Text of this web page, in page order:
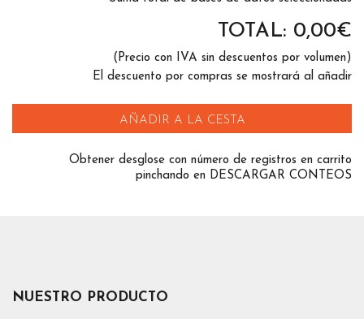
TOTAL: 0,00€
(Precio con IVA sin descuentos por volumen)
El descuento por compras se mostrará al añadir
AÑADIR A LA CESTA
Obtener desglose con número de registros en carrito
pinchando en DESCARGAR CONTEOS
NUESTRO PRODUCTO